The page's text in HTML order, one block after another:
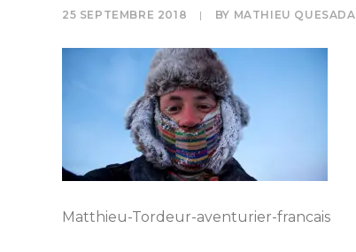
25 SEPTEMBRE 2018 | BY MATHIEU QUESADA
Matthieu-Tordeur-aventurier-francais